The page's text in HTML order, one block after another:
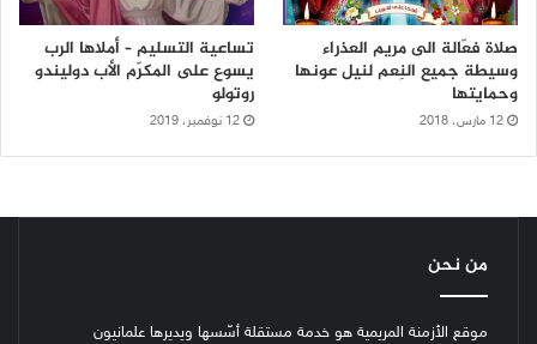
صلاة فعّالة الى مريم العذراء
وسيطة جميع النِعم لنيل عونها
وحمايتها
12 مارس، 2018
تساعية التسليم – أملاها الرب
يسوع على المكرّم الأب دوليندو
روتولو
12 نوفمبر، 2019
من نحن
موقع الأزمنة المريمية هو خدمة مستقلة أسّسها ويديرها علمانيون